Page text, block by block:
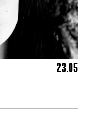
23.05